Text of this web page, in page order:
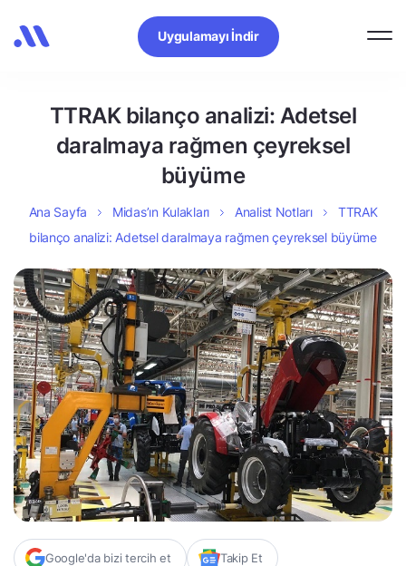
Uygulamayı İndir
TTRAK bilanço analizi: Adetsel
daralmaya rağmen çeyreksel
büyüme
Ana Sayfa Midas’ın Kulakları Analist Notları
TTRAK
bilanço analizi: Adetsel daralmaya rağmen çeyreksel büyüme
Google'da bizi tercih et Takip Et